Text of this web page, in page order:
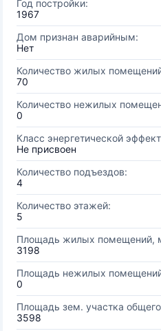
Год постройки:
1967
Дом признан аварийным:
Нет
Количество жилых
70
Количество нежилых
0
Класс энергетической
Не присвоен
Количество подъездов:
4
Количество этажей:
5
Площадь жилых помещений,
3198
Площадь нежилых
0
Площадь зем. участка
3598